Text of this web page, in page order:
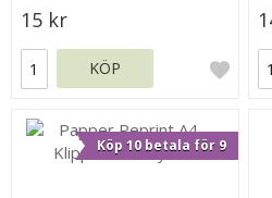
15 kr
KÖP
Köp 10 betala för 9